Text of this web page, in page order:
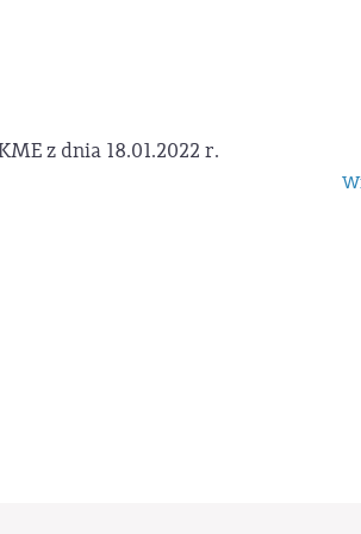
z dnia 18.01.2022 r.